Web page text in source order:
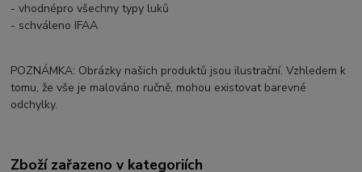
- vhodnépro všechny typy luků
- schváleno IFAA
POZNÁMKA: Obrázky našich produktů jsou ilustrační. Vzhledem k
tomu, že vše je malováno ručně, mohou existovat barevné
odchylky.
Zboží zařazeno v kategoriích